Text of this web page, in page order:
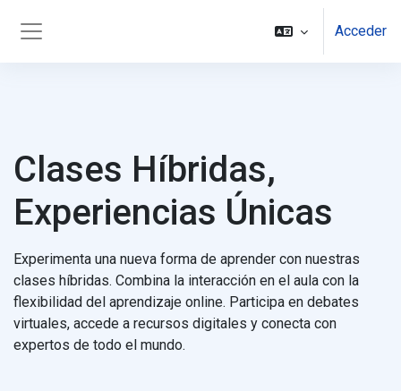
Acceder
Clases Híbridas,
Experiencias Únicas
Experimenta una nueva forma de aprender con nuestras
clases híbridas. Combina la interacción en el aula con la
flexibilidad del aprendizaje online. Participa en debates
virtuales, accede a recursos digitales y conecta con
expertos de todo el mundo.